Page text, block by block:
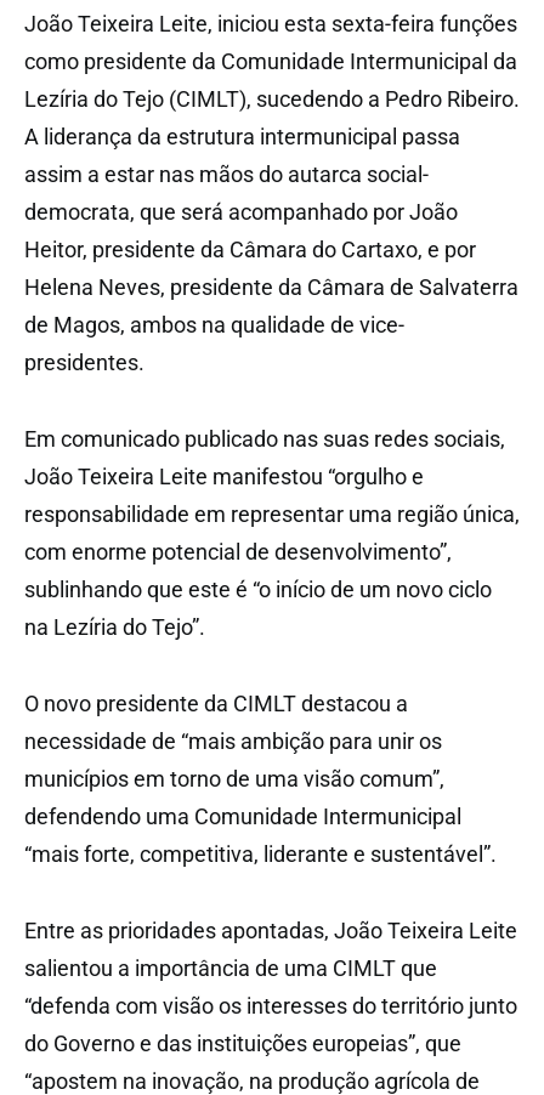
João Teixeira Leite, iniciou esta sexta-feira funções
como presidente da Comunidade Intermunicipal da
Lezíria do Tejo (CIMLT), sucedendo a Pedro Ribeiro.
A liderança da estrutura intermunicipal passa
assim a estar nas mãos do autarca social-
democrata, que será acompanhado por João
Heitor, presidente da Câmara do Cartaxo, e por
Helena Neves, presidente da Câmara de Salvaterra
de Magos, ambos na qualidade de vice-
presidentes.
Em comunicado publicado nas suas redes sociais,
João Teixeira Leite manifestou “orgulho e
responsabilidade em representar uma região única,
com enorme potencial de desenvolvimento”,
sublinhando que este é “o início de um novo ciclo
na Lezíria do Tejo”.
O novo presidente da CIMLT destacou a
necessidade de “mais ambição para unir os
municípios em torno de uma visão comum”,
defendendo uma Comunidade Intermunicipal
“mais forte, competitiva, liderante e sustentável”.
Entre as prioridades apontadas, João Teixeira Leite
salientou a importância de uma CIMLT que
“defenda com visão os interesses do território junto
do Governo e das instituições europeias”, que
“apostem na inovação, na produção agrícola de